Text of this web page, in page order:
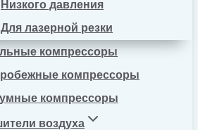
Низкого давления
Для лазерной резки
компрессоры
компрессоры
компрессоры
воздуха